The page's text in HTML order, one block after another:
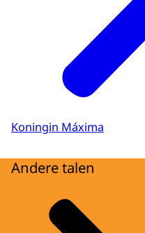
Koningin Máxima
Andere talen